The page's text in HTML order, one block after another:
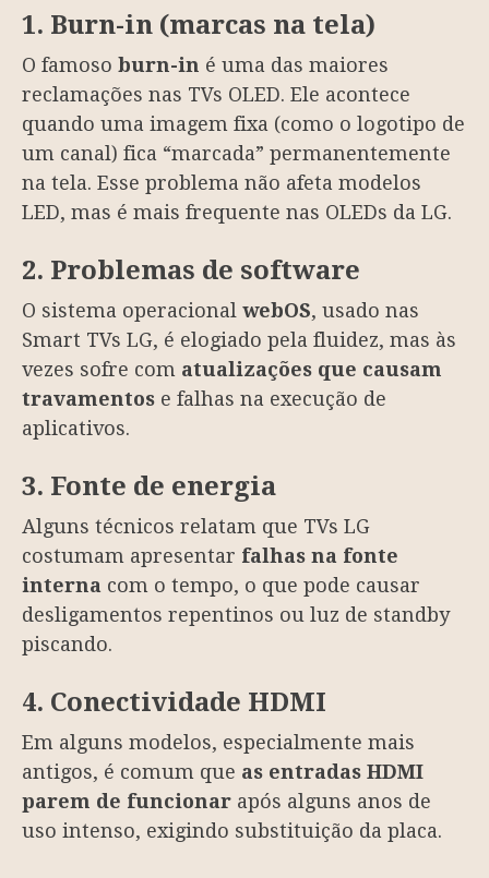
1. Burn-in (marcas na tela)
O famoso burn-in é uma das maiores
reclamações nas TVs OLED. Ele acontece
quando uma imagem fixa (como o logotipo de
um canal) fica “marcada” permanentemente
na tela. Esse problema não afeta modelos
LED, mas é mais frequente nas OLEDs da LG.
2. Problemas de software
O sistema operacional webOS, usado nas
Smart TVs LG, é elogiado pela fluidez, mas às
vezes sofre com atualizações que causam
travamentos e falhas na execução de
aplicativos.
3. Fonte de energia
Alguns técnicos relatam que TVs LG
costumam apresentar falhas na fonte
interna com o tempo, o que pode causar
desligamentos repentinos ou luz de standby
piscando.
4. Conectividade HDMI
Em alguns modelos, especialmente mais
antigos, é comum que as entradas HDMI
parem de funcionar após alguns anos de
uso intenso, exigindo substituição da placa.